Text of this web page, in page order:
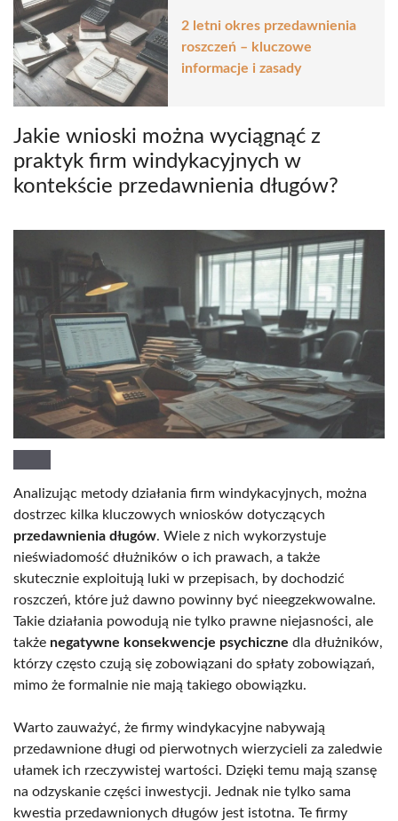
2 letni okres przedawnienia
roszczeń – kluczowe
informacje i zasady
Jakie wnioski można wyciągnąć z
praktyk firm windykacyjnych w
kontekście przedawnienia długów?
Analizując metody działania firm windykacyjnych, można
dostrzec kilka kluczowych wniosków dotyczących
przedawnienia długów. Wiele z nich wykorzystuje
nieświadomość dłużników o ich prawach, a także
skutecznie exploitują luki w przepisach, by dochodzić
roszczeń, które już dawno powinny być nieegzekwowalne.
Takie działania powodują nie tylko prawne niejasności, ale
także negatywne konsekwencje psychiczne dla dłużników,
którzy często czują się zobowiązani do spłaty zobowiązań,
mimo że formalnie nie mają takiego obowiązku.
Warto zauważyć, że firmy windykacyjne nabywają
przedawnione długi od pierwotnych wierzycieli za zaledwie
ułamek ich rzeczywistej wartości. Dzięki temu mają szansę
na odzyskanie części inwestycji. Jednak nie tylko sama
kwestia przedawnionych długów jest istotna. Te firmy